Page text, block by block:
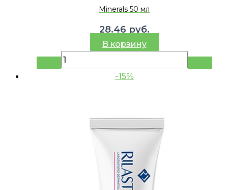
Minerals 50 мл
28.46 руб.
В корзину
-15%